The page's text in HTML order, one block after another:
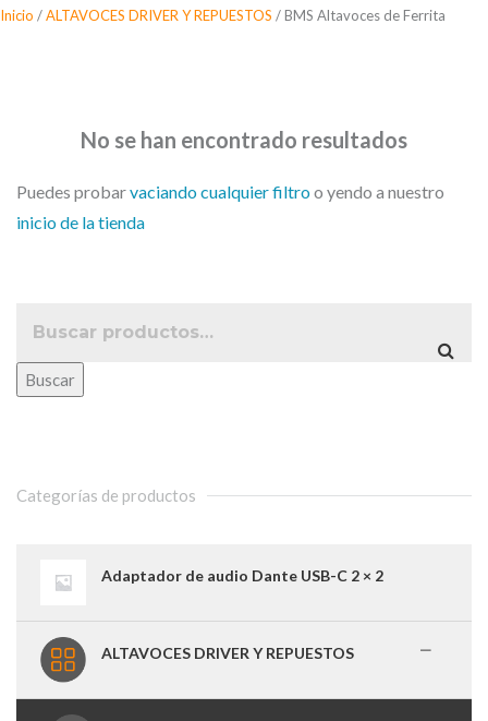
Saltar
Inicio /ALTAVOCES DRIVER Y REPUESTOS / BMS Altavoces de Ferrita
No se han encontrado resultados
Puedes probarvaciando cualquier filtroo yendo a nuestro
inicio de la tienda
Buscar
Categorías de productos
Adaptador de audio Dante USB-C 2 × 2
ALTAVOCES DRIVER Y REPUESTOS